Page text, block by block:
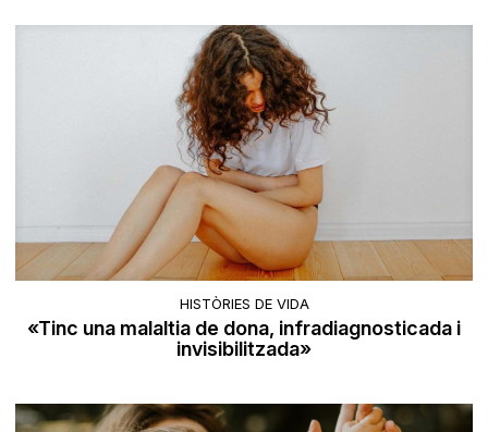
HISTÒRIES DE VIDA
«Tinc una malaltia de dona, infradiagnosticada i
invisibilitzada»